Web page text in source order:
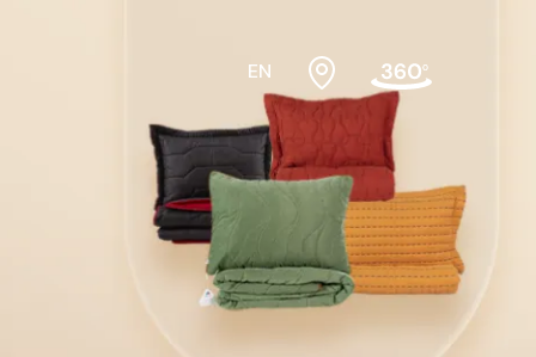
EN
odası